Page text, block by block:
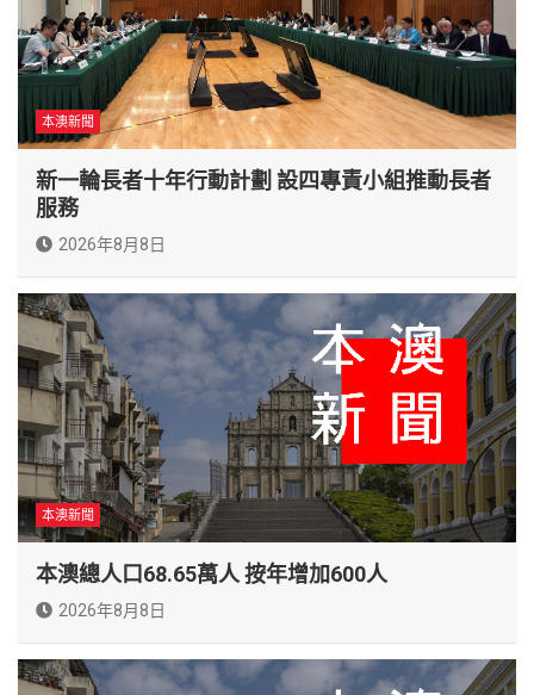
本澳新聞
新一輪長者十年行動計劃 設四專責小組推動長者
服務
2026年8月8日
本澳新聞
本澳總人口68.65萬人 按年增加600人
2026年8月8日